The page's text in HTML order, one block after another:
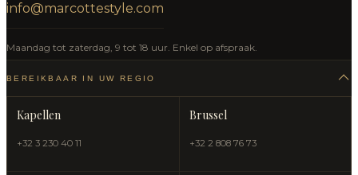
info@marcottestyle.com
Maandag tot zaterdag, 9 tot 18 uur. Enkel op afspraak.
BEREIKBAAR IN UW REGIO
Kapellen
+32 3 230 40 11
Brussel
+32 2 808 76 73